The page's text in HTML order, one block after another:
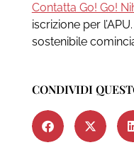
Contatta Go! Go!
iscrizione per
sostenibile
CONDIVIDI